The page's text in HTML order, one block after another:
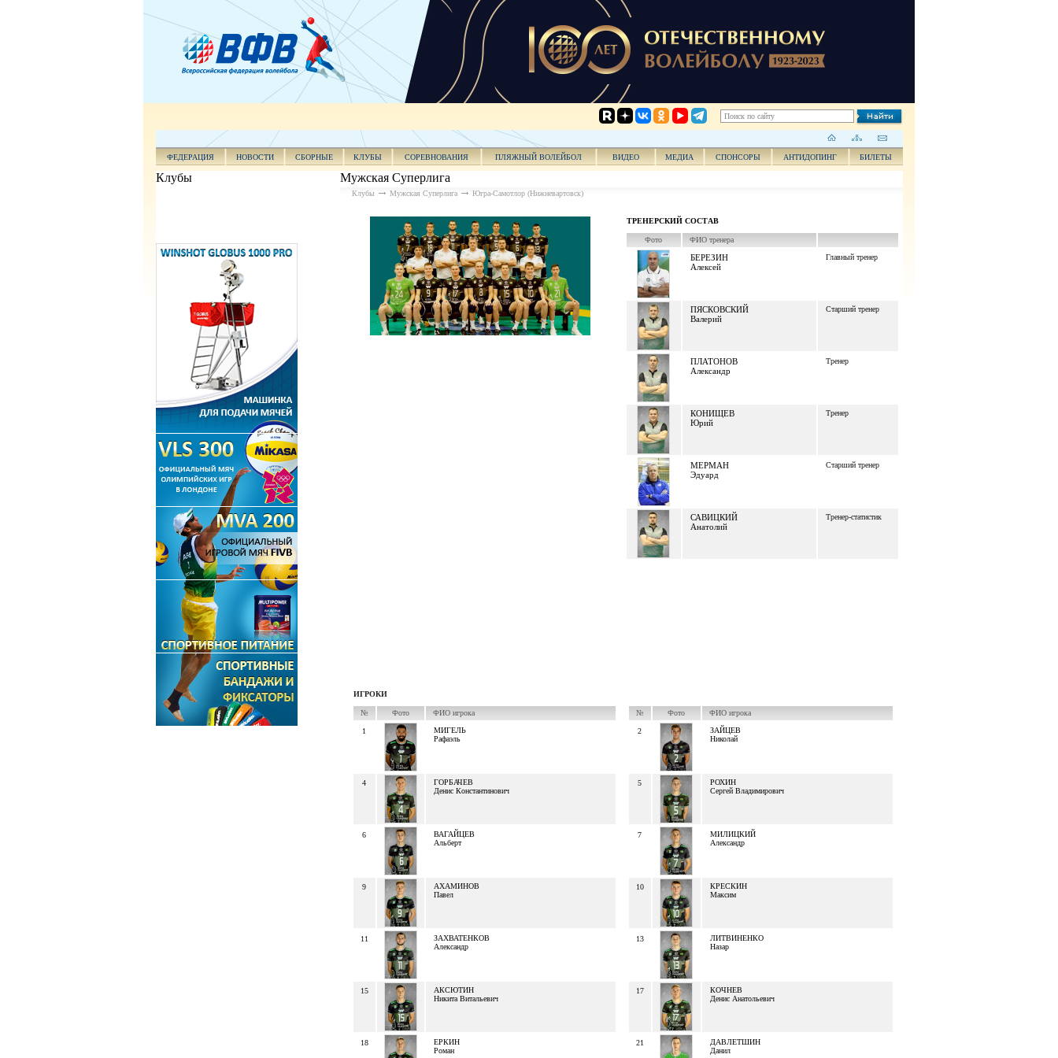
ФЕДЕРАЦИЯ НОВОСТИ СБОРНЫЕ КЛУБЫ СОРЕВНОВАНИЯ ПЛЯЖНЫЙ ВОЛЕЙБОЛ ВИДЕО МЕДИА СПОНСОРЫ АНТИДОПИНГ БИЛЕТЫ
Клубы Мужская Суперлига
Клубы Мужская Суперлига Югра-Самотлор (Нижневартовск)
ТРЕНЕРСКИЙ СОСТАВ
Фото ФИО тренера
БЕРЕЗИН
Алексей
Главный тренер
ПЯСКОВСКИЙ
Валерий
Старший тренер
ПЛАТОНОВ
Александр
Тренер
КОНИЩЕВ
Юрий
Тренер
МЕРМАН
Эдуард
Старший тренер
САВИЦКИЙ
Анатолий
Тренер-статистик
ИГРОКИ
№ Фото ФИО игрока № Фото ФИО игрока
1
МИГЕЛЬ
Рафаэль
2
ЗАЙЦЕВ
Николай
4
ГОРБАЧЕВ
Денис Константинович
5
РОХИН
Сергей Владимирович
6
ВАГАЙЦЕВ
Альберт
7
МИЛИЦКИЙ
Александр
9
АХАМИНОВ
Павел
10
КРЕСКИН
Максим
11
ЗАХВАТЕНКОВ
Александр
13
ЛИТВИНЕНКО
Назар
15
АКСЮТИН
Никита Витальевич
17
КОЧНЕВ
Денис Анатольевич
18
ЕРКИН
Роман
21
ДАВЛЕТШИН
Данил